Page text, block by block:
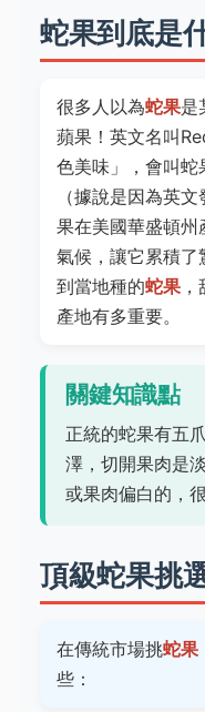
蛇果到底是
很多人以為蛇果是
蘋果！英文名叫
色美味」，會叫
（據說是因為英
果在美國華盛頓州
氣候，讓它累積
到當地種的蛇果
產地有多重要。
關鍵知識點
正統的蛇果有五
澤，切開果肉是
或果肉偏白的，
頂級蛇果挑
在傳統市場挑蛇果
些：